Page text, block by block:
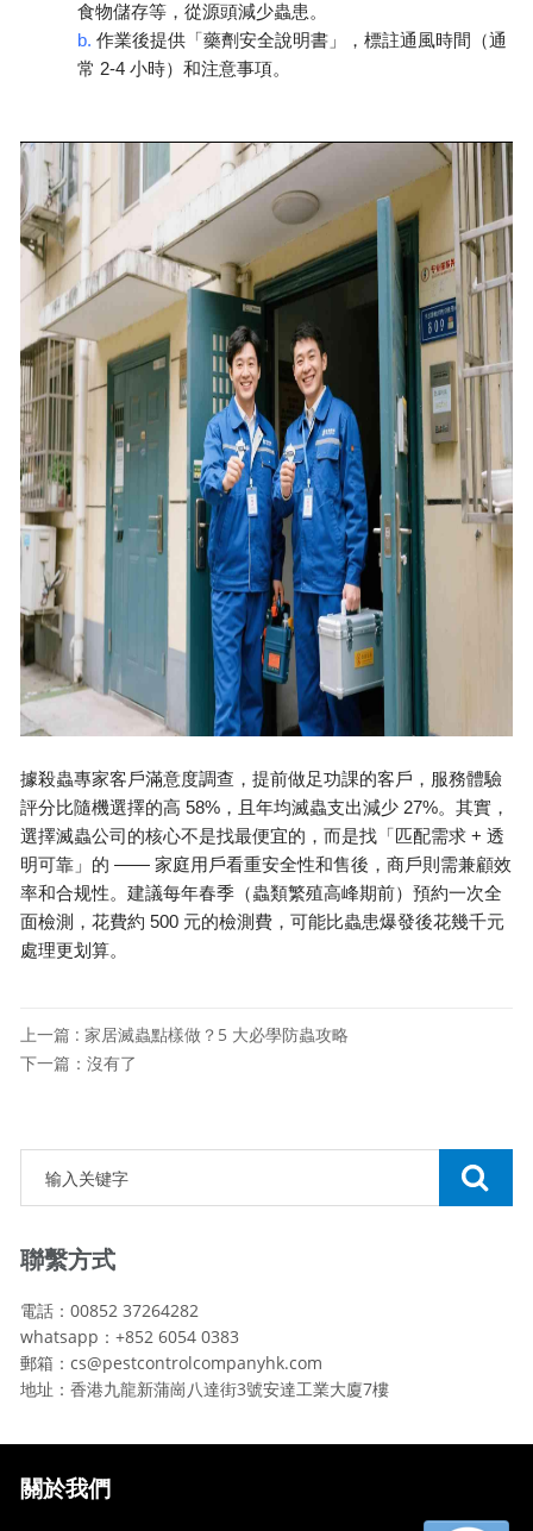
食物儲存等，從源頭減少蟲患。
b.作業後提供「藥劑安全說明書」，標註通風時間（通
常 2-4小時）和注意事項。
據殺蟲專家客戶滿意度調查，提前做足功課的客戶，服務體驗
評分比隨機選擇的高 58% ，且年均滅蟲支出減少 27%。其實，
選擇滅蟲公司的核心不是找最便宜的，而是找「匹配需求+透
明可靠」的——家庭用戶看重安全性和售後，商戶則需兼顧效
率和合规性。建議每年春季（蟲類繁殖高峰期前）預約一次全
面檢測，花費約500 元的檢測費，可能比蟲患爆發後花幾千元
處理更划算。
上一篇 : 家居滅蟲點樣做？5 大必學防蟲攻略
下一篇：沒有了
聯繫方式
電話：00852 37264282
whatsapp：+852 6054 0383
郵箱：cs@pestcontrolcompanyhk.com
地址：香港九龍新蒲崗八達街3號安達工業大廈7樓
關於我們